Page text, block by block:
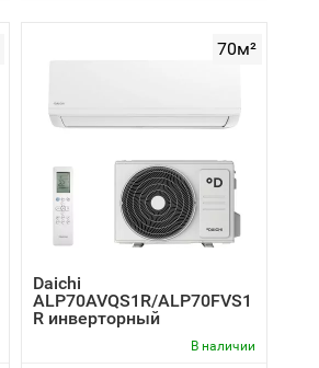
70м²
Daichi
ALP70AVQS1R/ALP70FVS1
R инверторный
В наличии